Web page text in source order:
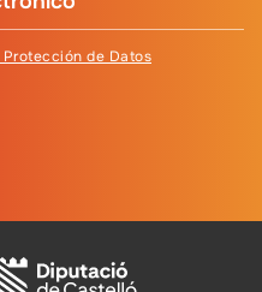
de Datos